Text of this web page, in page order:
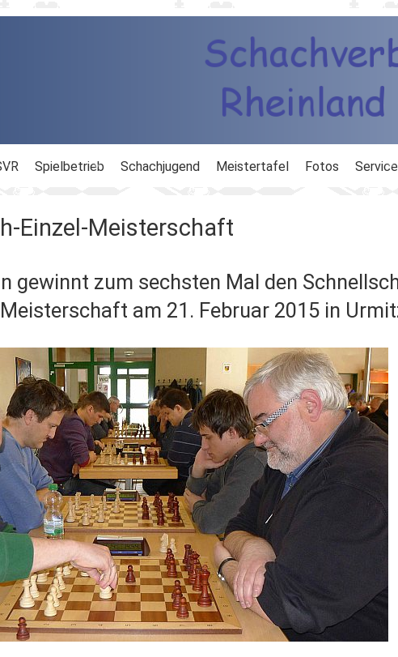
Beauftragte
Kassenprüfer
Ehrenmitglieder
Schiedsgericht
Spielbetrieb
Blitz-MM
Dähnepokal
Einzel-M.
Schnellschach-E.
Senioren-MM
Senioren-SSEM
Schachjugend Meistertafel Fotos Service
DWZ
Einzel-Meisterschaft
gewinnt zum sechsten Mal den
am 21. Februar 2015 in